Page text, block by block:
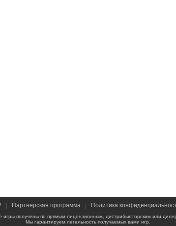
Партнерская программа Политика
игры получены по прямым лицензионным, дистрибьюторским или
Мы гарантируем легальность получаемых вами игр.